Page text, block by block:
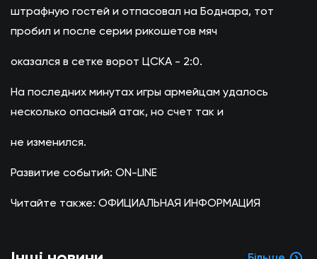
штрафную гостей и отпасовал на Боднара, тот
пробил и после серии рикошетов мяч
оказался в сетке ворот ЦСКА - 2:0.
На последних минутах игры армейцам удалось
несколько опасный атак, но счет так и
не изменился.
Развитие событий: ОN-LINE
Читайте также: ОФИЦИАЛЬНАЯ ИНФОРМАЦИЯ